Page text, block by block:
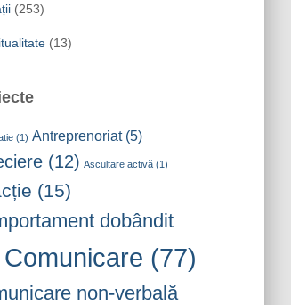
(253)
(13)
(1) Antreprenoriat(5)
(12) Ascultare activă(1)
(15)
dobândit
Comunicare (77)
non-verbală